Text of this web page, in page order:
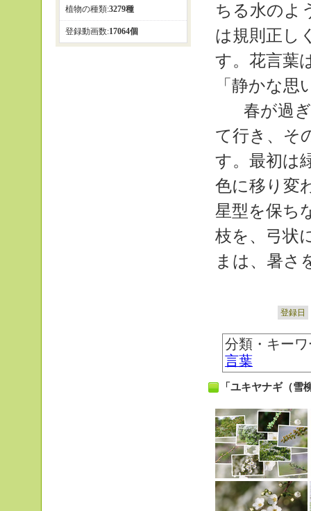
ちる水のよ
は規則正し
す。花言葉
「静かな
春が過
て行き、そ
す。最初は
色に移り変
星型を保ち
枝を、弓状
まは、暑さ
登録日
分類・キー
言葉
「ユキヤナギ（雪
植物の種類:3279種
登録動画数:17064個